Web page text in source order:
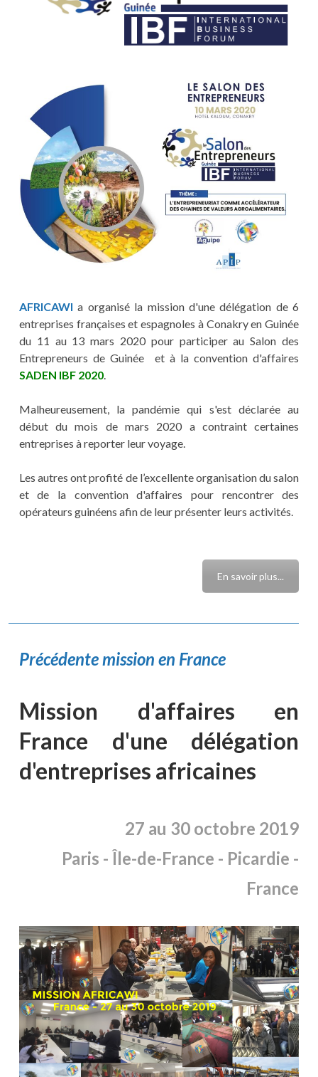
AFRICAWI a organisé la mission d'une délégation de 6
entreprises françaises et espagnoles à Conakry en Guinée
du 11 au 13 mars 2020 pour participer au Salon des
Entrepreneurs de Guinée et à la convention d'affaires
SADEN IBF 2020.
Malheureusement, la pandémie qui s'est déclarée au
début du mois de mars 2020 a contraint certaines
entreprises à reporter leur voyage.
Les autres ont profité de l’excellente organisation du salon
et de la convention d'affaires pour rencontrer des
opérateurs guinéens afin de leur présenter leurs activités.
En savoir plus...
Précédente mission en France
Mission d'affaires en
France d'une délégation
d'entreprises africaines
27 au 30 octobre 2019
Paris -Île-de-France - Picardie -
France